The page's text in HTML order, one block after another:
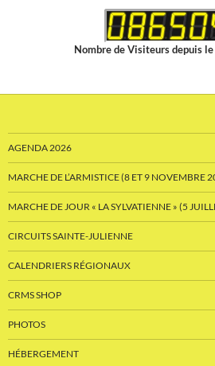
Nombre de Visiteurs depuis
AGENDA 2026
MARCHE DE L’ARMISTICE (8 ET 9 NOVEMBRE
MARCHE DE JOUR « LA SYLVATIENNE » (5
CIRCUITS SAINTE-JULIENNE
CALENDRIERS RÉGIONAUX
CRMS SHOP
PHOTOS
HÉBERGEMENT